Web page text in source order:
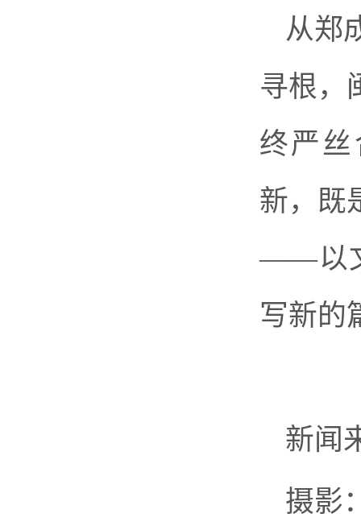
从郑
寻根，
终严
新，既
——以
写新的
新闻
摄影